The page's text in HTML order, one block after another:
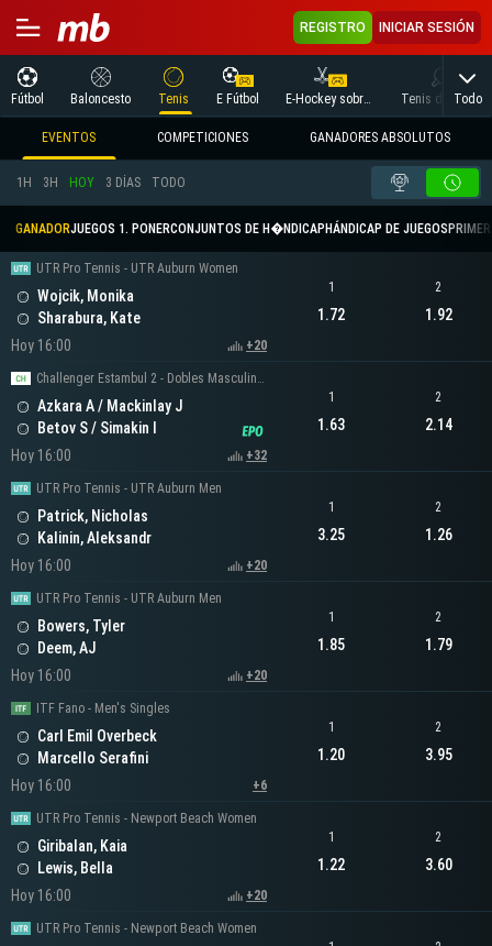
REGISTRO INICIAR SESIÓN
Fútbol Baloncesto Tenis E Fútbol E-Hockey sobre hielo Tenis de mesa
Todo
EVENTOS COMPETICIONES GANADORES ABSOLUTOS
1H 3H HOY 3 DÍAS TODO
GANADORJUEGOS 1. PONERCONJUNTOS DE H�NDICAP HÁNDICAP DE JUEGOS
UTR Pro Tennis - UTR Auburn Women
Wojcik, Monika
Sharabura, Kate
Hoy 16:00
+20
1
1.72
2
1.92
Challenger Estambul 2 - Dobles Masculinos
Azkara A / Mackinlay J
Betov S / Simakin I
Hoy 16:00
+32
1
1.63
2
2.14
UTR Pro Tennis - UTR Auburn Men
Patrick, Nicholas
Kalinin, Aleksandr
Hoy 16:00
+20
1
3.25
2
1.26
UTR Pro Tennis - UTR Auburn Men
Bowers, Tyler
Deem, AJ
Hoy 16:00
+20
1
1.85
2
1.79
ITF Fano - Men's Singles
Carl Emil Overbeck
Marcello Serafini
Hoy 16:00
+6
1
1.20
2
3.95
UTR Pro Tennis - Newport Beach Women
Giribalan, Kaia
Lewis, Bella
Hoy 16:00
+20
1
1.22
2
3.60
UTR Pro Tennis - Newport Beach Women